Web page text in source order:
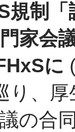
制「
家会
に
、厚
の合